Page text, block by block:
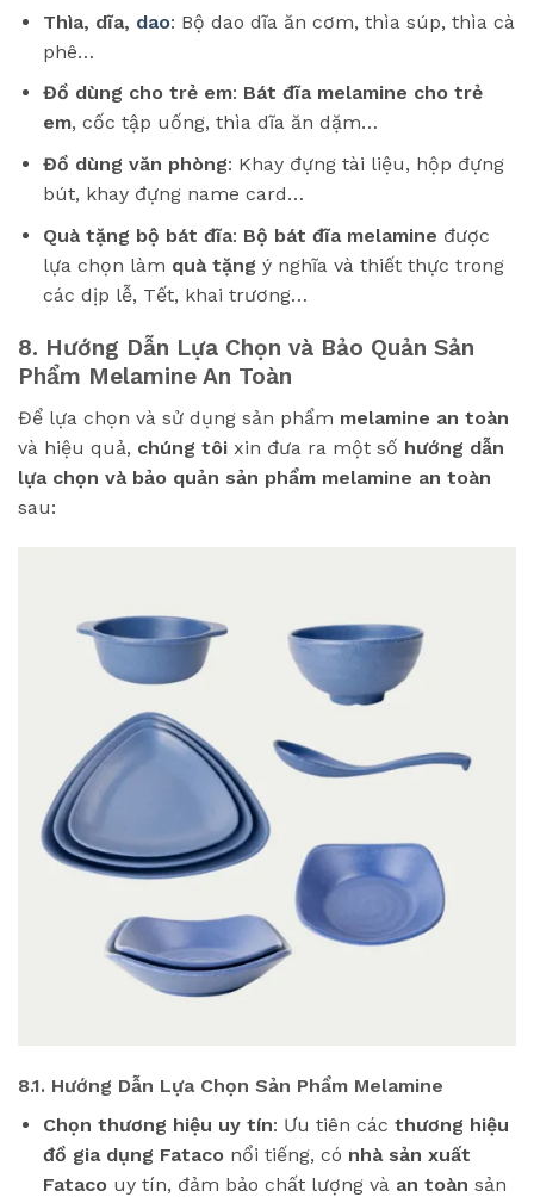
Thìa, dĩa, dao: Bộ dao dĩa ăn cơm, thìa súp, thìa cà
phê…
Đồ dùng cho trẻ em: Bát đĩa melamine cho trẻ
em, cốc tập uống, thìa dĩa ăn dặm…
Đồ dùng văn phòng: Khay đựng tài liệu, hộp đựng
bút, khay đựng name card…
Quà tặng bộ bát đĩa: Bộ bát đĩa melamine được
lựa chọn làm quà tặng ý nghĩa và thiết thực trong
các dịp lễ, Tết, khai trương…
8. Hướng Dẫn Lựa Chọn và Bảo Quản Sản
Phẩm Melamine An Toàn
Để lựa chọn và sử dụng sản phẩm melamine an toàn
và hiệu quả, chúng tôi xin đưa ra một số hướng dẫn
lựa chọn và bảo quản sản phẩm melamine an toàn
sau:
8.1. Hướng Dẫn Lựa Chọn Sản Phẩm Melamine
Chọn thương hiệu uy tín: Ưu tiên các thương hiệu
đồ gia dụng Fataconổi tiếng, có nhà sản xuất
Fatacouy tín, đảm bảo chất lượng và an toàn sản